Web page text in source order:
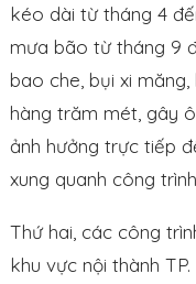
kéo dài từ tháng 4
mưa bão từ tháng 9
bao che, bụi xi
hàng trăm mét, gây
ảnh hưởng trực tiếp
xung quanh công
Thứ hai, các công
khu vực nội thành